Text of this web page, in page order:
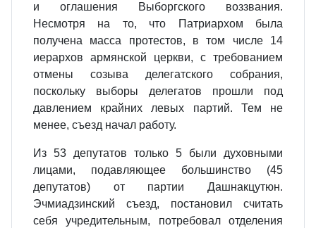
и оглашения Выборгского воззвания.
Несмотря на то, что Патриархом была
получена масса протестов, в том числе 14
иерархов армянской церкви, с требованием
отмены созыва делегатского собрания,
поскольку выборы делегатов прошли под
давлением крайних левых партий. Тем не
менее, съезд начал работу.
Из 53 депутатов только 5 были духовными
лицами, подавляющее большинство (45
депутатов) от партии Дашнакцутюн.
Эчмиадзинский съезд, постановил считать
себя учредительным, потребовал отделения